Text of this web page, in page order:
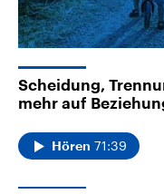
Scheidung,
mehr auf
Hören 71:39